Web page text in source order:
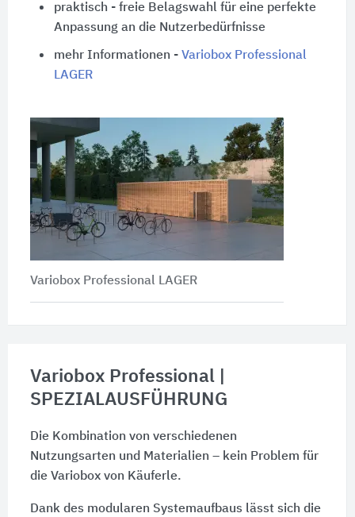
praktisch - freie Belagswahl für eine perfekte
Anpassung an die Nutzerbedürfnisse
mehr Informationen - Variobox Professional
LAGER
Variobox Professional LAGER
Variobox Professional |
SPEZIALAUSFÜHRUNG
Die Kombination von verschiedenen
Nutzungsarten und Materialien – kein Problem für
die Variobox von Käuferle.
Dank des modularen Systemaufbaus lässt sich die